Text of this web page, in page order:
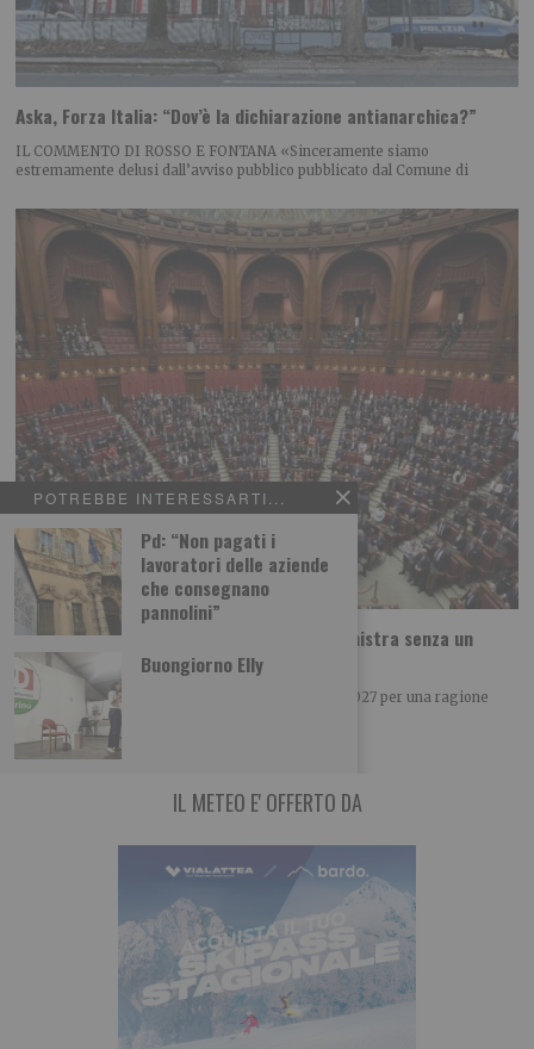
POTREBBE INTERESSARTI...
Pd: “Non pagati i
lavoratori delle aziende
che consegnano
pannolini”
Buongiorno Elly
Aska, Forza Italia: “Dov’è la dichiarazione antianarchica?”
IL COMMENTO DI ROSSO E FONTANA «Sinceramente siamo
estremamente delusi dall’avviso pubblico pubblicato dal Comune di
Meloni verso il 2027: la vera forza è una sinistra senza un
leader
Giorgia Meloni potrebbe vincere le elezioni del 2027 per una ragione
tanto semplice quanto politica:
IL METEO E' OFFERTO DA